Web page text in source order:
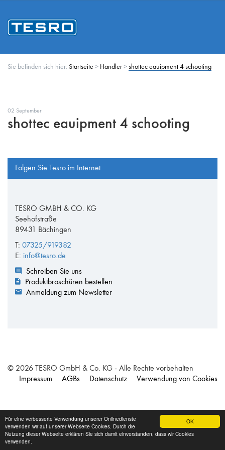
OK
Für eine verbesserte Verwendung unserer Onlinedienste
verwenden wir auf unserer Webseite Cookies. Durch die
Nutzung dieser Webseite erklären Sie sich damit einverstanden, dass wir Cookies
verwenden.
Sie befinden sich hier: Startseite > Händler > shottec eauipment 4 schooting
02 September
shottec eauipment 4 schooting
Folgen Sie Tesro im Internet
TESRO GMBH & CO. KG
Seehofstraße
89431 Bächingen
T: 07325/919382
E: info@tesro.de
Schreiben Sie uns
Produktbroschüren bestellen
Anmeldung zum Newsletter
© 2026 TESRO GmbH & Co. KG - Alle Rechte vorbehalten
Impressum
AGBs Datenschutz Verwendung von Cookies